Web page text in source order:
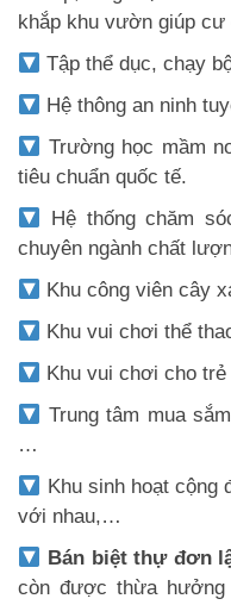
khắp khu vườn giúp
Tập thể dục, chạy
Hệ thông an ninh
Trường học mầm
tiêu chuẩn quốc tế.
Hệ thống chăm
chuyên ngành chất
Khu công viên cây
Khu vui chơi thể
Khu vui chơi cho trẻ
Trung tâm mua
…
Khu sinh hoạt cộng
với nhau,…
Bán biệt thự đơn
còn được thừa